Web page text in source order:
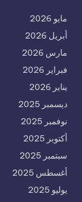
مايو 2026
أبريل 2026
مارس 2026
فبراير 2026
يناير 2026
ديسمبر 2025
نوفمبر 2025
أكتوبر 2025
سبتمبر 2025
أغسطس 2025
يوليو 2025